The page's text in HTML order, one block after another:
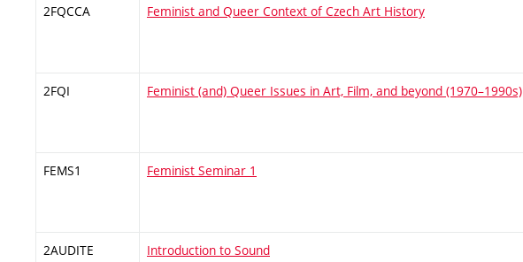
2FQCCA Feminist and Queer Context of Czech Art History
2FQI Feminist (and) Queer Issues in Art, Film, and beyond (1970–1990s)
FEMS1 Feminist Seminar 1
2AUDITE Introduction to Sound